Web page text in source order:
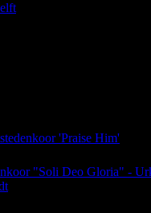
'Praise Him'
"Soli Deo Gloria" -